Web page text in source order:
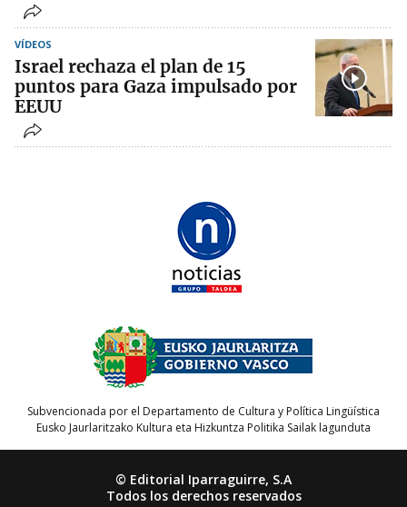
VÍDEOS
Israel rechaza el plan de 15
puntos para Gaza impulsado por
EEUU
Subvencionada por el Departamento de Cultura y Política Lingüística
Eusko Jaurlaritzako Kultura eta Hizkuntza Politika Sailak lagunduta
© Editorial Iparraguirre, S.A
Todos los derechos reservados